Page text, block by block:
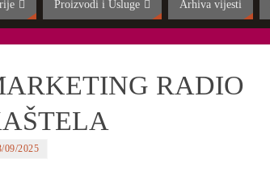
Proizvodi i Usluge Arhiva vijesti
RADIO
09/2025